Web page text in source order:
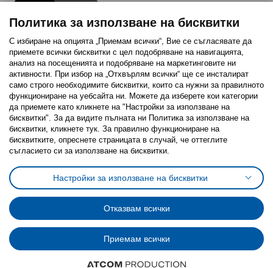
Последвайте ни:
FacebookTwitterYoutubePinterestInstagram
Политика за използване на бисквитки (Cookies)
Избор на настройки за използване на бисквитки
Условия за ползване на ikea.bgОбща политика за личните данни
Политика за защита на личните данни на ikea.bg
Общи условия на програма IKEA Family
Политика за защита на лични данни на програма IKEA Family
© Inter-IKEA Systems B.V. 1999 - 2025
Политика за използване на бисквитки
С избиране на опцията „Приемам всички“, Вие се съгласявате да
приемете всички бисквитки с цел подобряване на навигацията,
анализ на посещенията и подобряване на маркетинговите ни
активности. При избор на „Отхвърлям всички“ ще се инсталират
само строго необходимитe бисквитки, които са нужни за правилното
функциониране на уебсайта ни. Можете да изберете кои категории
да приемете като кликнете на "Настройки за използване на
бисквитки". За да видите пълната ни Политика за използване на
бисквитки, кликнете тук. За правилно функциониране на
бисквитките, опреснете страницата в случай, че оттеглите
съгласието си за използване на бисквитки.
Настройки за използване на бисквитки
Отказвам всички
Приемам всички